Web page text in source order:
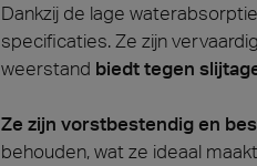
Dankzij de lage
specificaties. Ze zijn
weerstand biedt tegen
Ze zijn vorstbestendig en
behouden, wat ze ideaal